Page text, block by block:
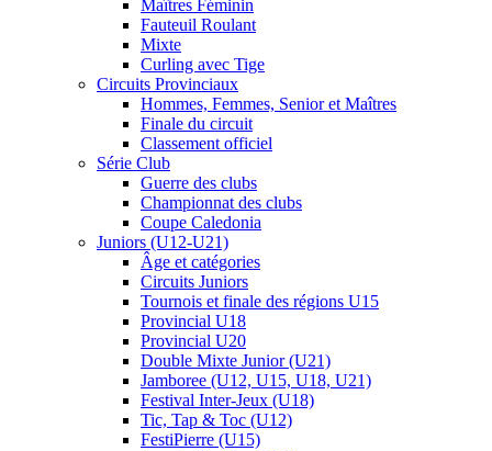
Maîtres Féminin
Fauteuil Roulant
Mixte
Curling avec Tige
Circuits Provinciaux
Hommes, Femmes, Senior et Maîtres
Finale du circuit
Classement officiel
Série Club
Guerre des clubs
Championnat des clubs
Coupe Caledonia
Juniors (U12-U21)
Âge et catégories
Circuits Juniors
Tournois et finale des régions U15
Provincial U18
Provincial U20
Double Mixte Junior (U21)
Jamboree (U12, U15, U18, U21)
Festival Inter-Jeux (U18)
Tic, Tap & Toc (U12)
FestiPierre (U15)